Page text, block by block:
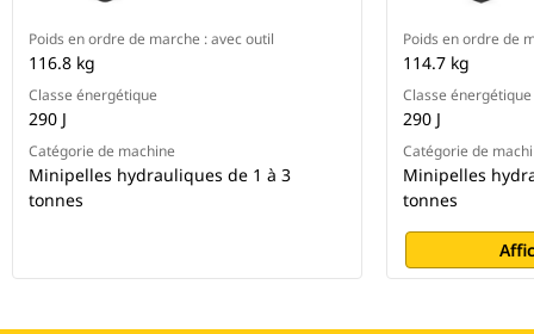
Poids en ordre de marche : avec outil
116.8 kg
Classe énergétique
290 J
Catégorie de machine
Minipelles hydrauliques de 1 à 3
tonnes
Poids en ordre de
114.7 kg
Classe énergétique
290 J
Catégorie de
Minipelles
tonnes